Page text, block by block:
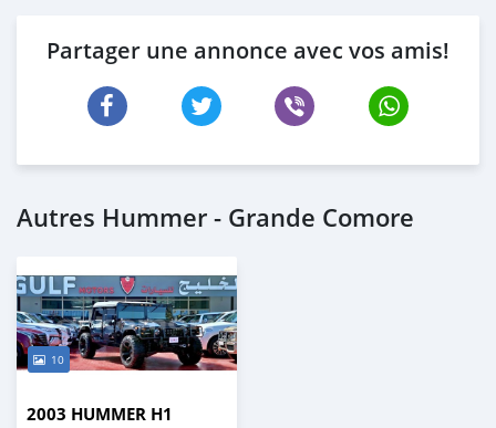
Partager une annonce avec vos amis!
Autres Hummer - Grande Comore
10
2003 HUMMER H1